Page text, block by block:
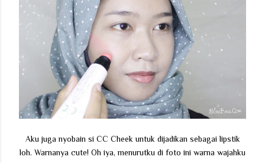
Aku juga nyobain si CC Cheek untuk dijadikan sebagai lipstik
loh. Warnanya cute! Oh iya, menurutku di foto ini warna wajahku